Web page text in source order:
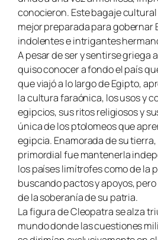
conocieron. Este bagaje
mejor preparada para gobernar
indolentes e intrigantes
A pesar de ser y sentirse griega
quiso conocer a fondo el país
que viajó a lo largo de Egipto,
la cultura faraónica, los usos y
egipcios, sus ritos religiosos y
única de los ptolomeos que
egipcia. Enamorada de su
primordial fue mantenerla
los países limítrofes como de la
buscando pactos y apoyos,
de la soberanía de su patria.
La figura de Cleopatra se alza
mundo donde las cuestiones